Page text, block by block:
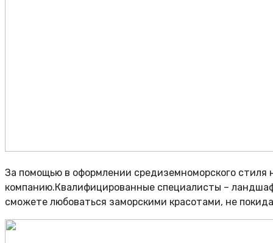
За помощью в оформлении средиземноморского
компанию.Квалифицированные специалисты –
сможете любоваться заморскими красотами, не